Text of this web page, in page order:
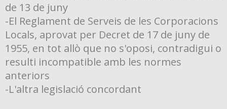
de 13 de juny
-El Reglament de Serveis de les Corporacions
Locals, aprovat per Decret de 17 de juny de
1955, en tot allò que no s'oposi, contradigui o
resulti incompatible amb les normes
anteriors
-L'altra legislació concordant